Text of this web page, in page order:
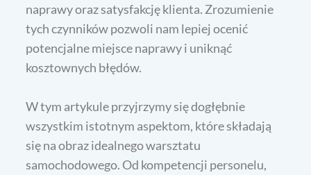
naprawy oraz satysfakcję klienta. Zrozumienie
tych czynników pozwoli nam lepiej ocenić
potencjalne miejsce naprawy i uniknąć
kosztownych błędów.
W tym artykule przyjrzymy się dogłębnie
wszystkim istotnym aspektom, które składają
się na obraz idealnego warsztatu
samochodowego. Od kompetencji personelu,